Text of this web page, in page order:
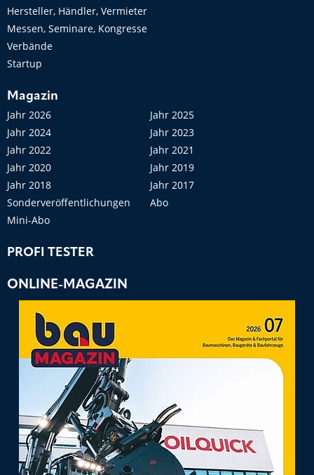
Hersteller, Händler, Vermieter
Messen, Seminare, Kongresse
Verbände
Startup
Magazin
Jahr 2026
Jahr 2025
Jahr 2024
Jahr 2023
Jahr 2022
Jahr 2021
Jahr 2020
Jahr 2019
Jahr 2018
Jahr 2017
Sonderveröffentlichungen
Abo
Mini-Abo
PROFI TESTER
ONLINE-MAGAZIN